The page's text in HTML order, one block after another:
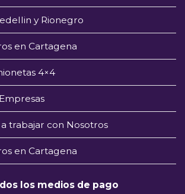
y Rionegro
en Cartagena
4×4
trabajar con Nosotros
en Cartagena
los medios de pago